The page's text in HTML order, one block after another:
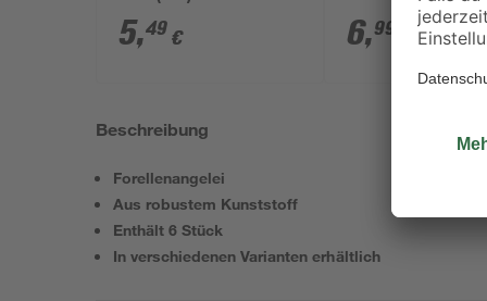
5,49 €
mm (1/2")
6,99
Beschreibung
Forellenangelei
Aus robustem Kunststoff
Enthält 6 Stück
In verschiedenen Varianten erhältlich